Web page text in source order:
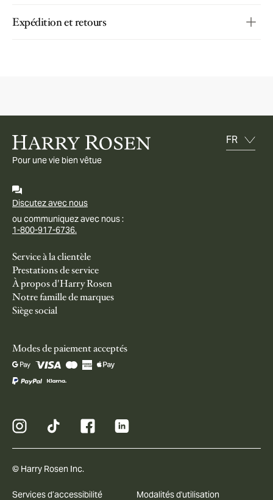
Expédition et retours
Pour une vie bien vêtue
Discutez avec nous
ou communiquez avec nous :
1-800-917-6736.
Service à la clientèle
Prestations de service
À propos d'Harry Rosen
Notre famille de marques
Siège social
Modes de paiement acceptés
© Harry Rosen Inc.
Services d’accessibilité
Modalités d'utilisation